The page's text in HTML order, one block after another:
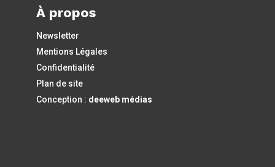
À propos
Newsletter
Mentions Légales
Confidentialité
Plan de site
Conception : deeweb médias